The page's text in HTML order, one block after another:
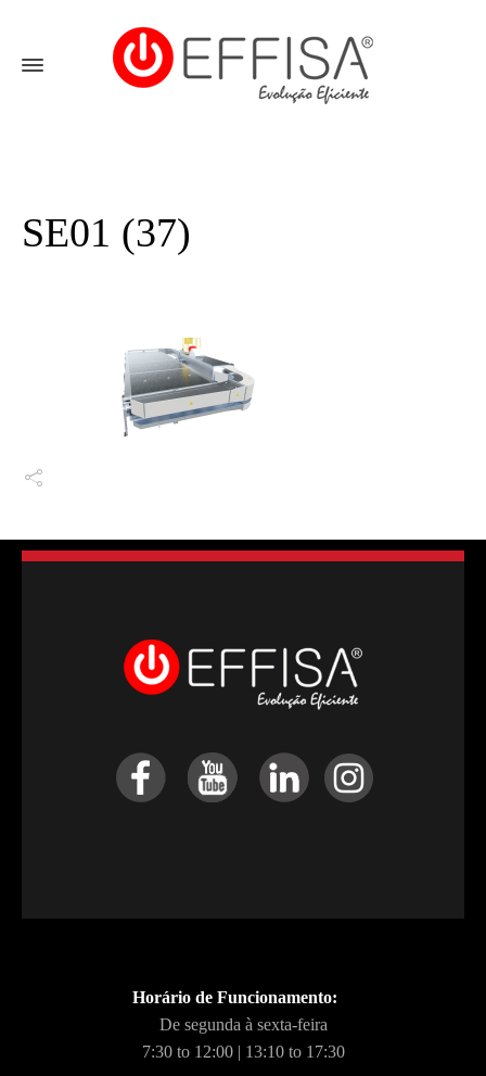
SE01 (37)
Horário de Funcionamento:
De segunda à sexta-feira
7:30 to 12:00 | 13:10 to 17:30